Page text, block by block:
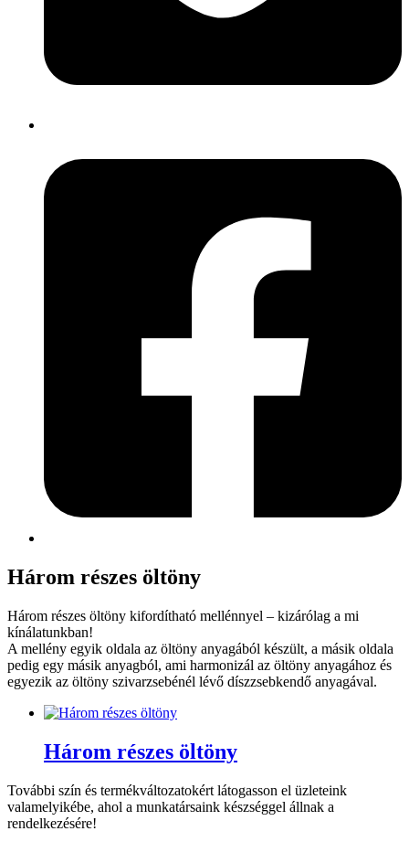
Három részes öltöny
Három részes öltöny kifordítható mellénnyel – kizárólag a mi
kínálatunkban!
A mellény egyik oldala az öltöny anyagából készült, a másik oldala
pedig egy másik anyagból, ami harmonizál az öltöny anyagához és
egyezik az öltöny szivarzsebénél lévő díszzsebkendő anyagával.
Három részes öltöny
További szín és termékváltozatokért látogasson el üzleteink
valamelyikébe, ahol a munkatársaink készséggel állnak a
rendelkezésére!